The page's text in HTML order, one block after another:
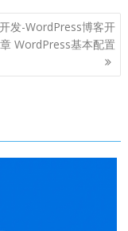
开发-WordPress博客开
WordPress基本配置